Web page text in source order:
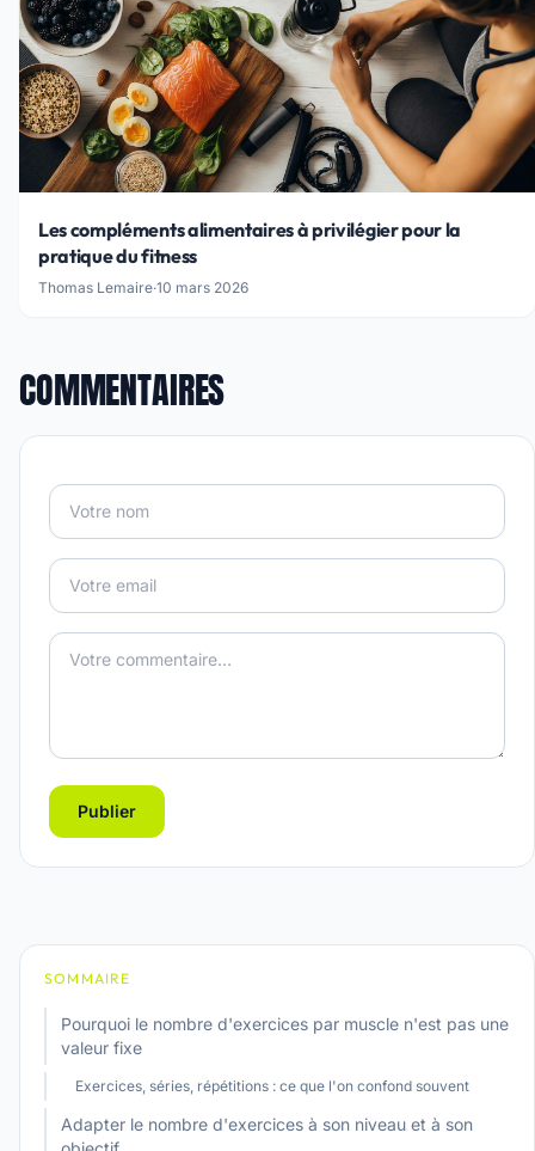
Les compléments alimentaires à privilégier pour la
pratique du fitness
Thomas Lemaire·10 mars 2026
COMMENTAIRES
Publier
SOMMAIRE
Pourquoi le nombre d'exercices par muscle n'est pas une
valeur fixe
Exercices, séries, répétitions : ce que l'on confond souvent
Adapter le nombre d'exercices à son niveau et à son